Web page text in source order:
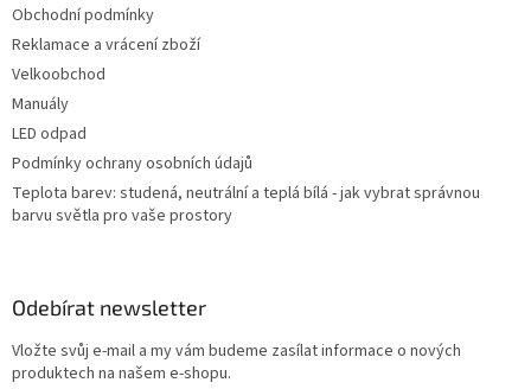
Obchodní podmínky
Reklamace a vrácení zboží
Velkoobchod
Manuály
LED odpad
Podmínky ochrany osobních údajů
Teplota barev: studená, neutrální a teplá bílá - jak vybrat správnou
barvu světla pro vaše prostory
Odebírat newsletter
Vložte svůj e-mail a my vám budeme zasílat informace o nových
produktech na našem e-shopu.